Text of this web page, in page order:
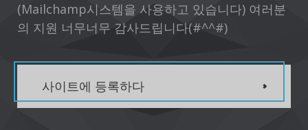
(Mailchamp시스템을 사용하고 있습니다) 여러분
의 지원 너무너무 감사드립니다(#^^#)
사이트에 등록하다